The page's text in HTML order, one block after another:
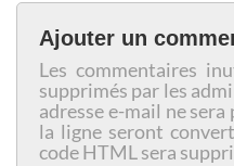
Ajouter un
Les commentaires
supprimés par les
adresse e-mail ne sera
la ligne seront
code HTML sera